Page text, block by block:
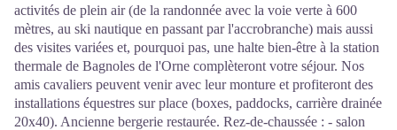
activités de plein air (de la randonnée avec la voie verte à 600
mètres, au ski nautique en passant par l'accrobranche) mais aussi
des visites variées et, pourquoi pas, une halte bien-être à la station
thermale de Bagnoles de l'Orne complèteront votre séjour. Nos
amis cavaliers peuvent venir avec leur monture et profiteront des
installations équestres sur place (boxes, paddocks, carrière drainée
20x40). Ancienne bergerie restaurée. Rez-de-chaussée : - salon